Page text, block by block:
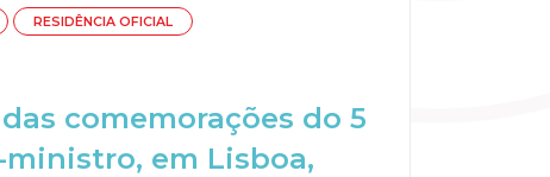
RESIDÊNCIA OFICIAL
comemorações do 5
em Lisboa,